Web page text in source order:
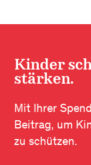
Kinder
stärken.
Mit Ihrer
Beitrag, um
zu schützen.